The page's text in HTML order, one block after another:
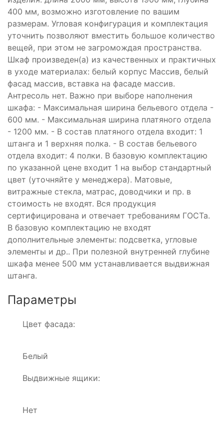
400 мм, возможно изготовление по вашим
размерам. Угловая конфигурация и комплектация
уточнить позволяют вместить большое количество
вещей, при этом не загромождая пространства.
Шкаф произведен(а) из качественных и практичных
в уходе материалах: белый корпус Массив, белый
фасад массив, вставка на фасаде массив.
Антресоль нет. Важно при выборе наполнения
шкафа: - Максимальная ширина бельевого отдела -
600 мм. - Максимальная ширина платяного отдела
- 1200 мм. - В состав платяного отдела входит: 1
штанга и 1 верхняя полка. - В состав бельевого
отдела входит: 4 полки. В базовую комплектацию
по указанной цене входит 1 на выбор стандартный
цвет (уточняйте у менеджера). Матовые,
витражные стекла, матрас, доводчики и пр. в
стоимость не входят. Вся продукция
сертифицирована и отвечает требованиям ГОСТа.
В базовую комплектацию не входят
дополнительные элементы: подсветка, угловые
элементы и др.. При полезной внутренней глубине
шкафа менее 500 мм устанавливается выдвижная
штанга.
Параметры
Цвет фасада:
Белый
Выдвижные ящики:
Нет